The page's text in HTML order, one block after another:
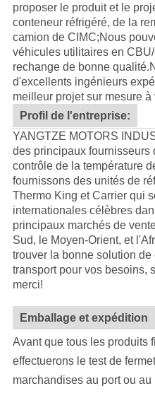
proposer le produit et le
conteneur réfrigéré, de la
camion de CIMC;Nous
véhicules utilitaires en
rechange de bonne qualité.
d'excellents ingénieurs
meilleur projet sur mesure à
Profil de l'entreprise:
YANGTZE MOTORS
des principaux fournisseurs
contrôle de la température
fournissons des unités de
Thermo King et Carrier qui
internationales célèbres
principaux marchés de
Sud, le Moyen-Orient, et
trouver la bonne solution
transport pour vos besoins,
merci!
Emballage et expédition
Avant que tous les produits
effectuerons le test de
marchandises au port ou